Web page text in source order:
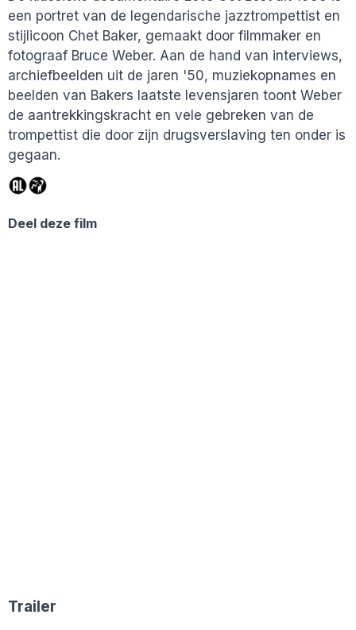
een portret van de legendarische jazztrompettist en
stijlicoon Chet Baker, gemaakt door filmmaker en
fotograaf Bruce Weber. Aan de hand van interviews,
archiefbeelden uit de jaren '50, muziekopnames en
beelden van Bakers laatste levensjaren toont Weber
de aantrekkingskracht en vele gebreken van de
trompettist die door zijn drugsverslaving ten onder is
gegaan.
Deel deze film
Trailer